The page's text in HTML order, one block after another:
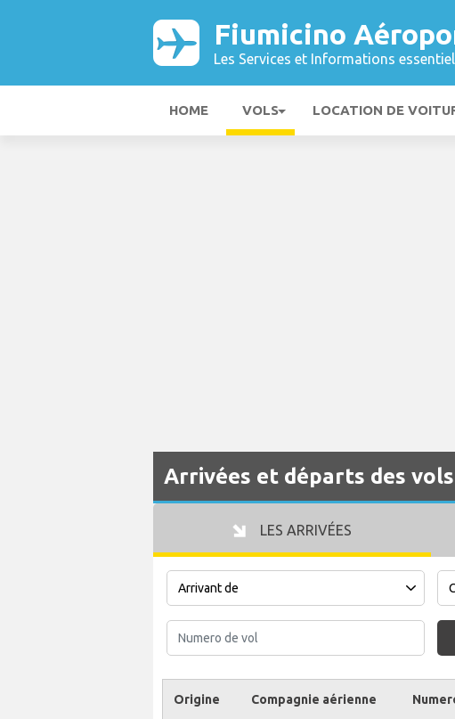
Fiumicino
Les Services et Informations
HOME VOLS LOCATION DE
Arrivées et départs des
LES ARRIVÉES
Origine Compagnie aérienne